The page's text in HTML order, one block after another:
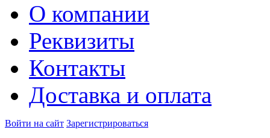
О компании
Реквизиты
Контакты
Доставка и оплата
Войти на сайт Зарегистрироваться